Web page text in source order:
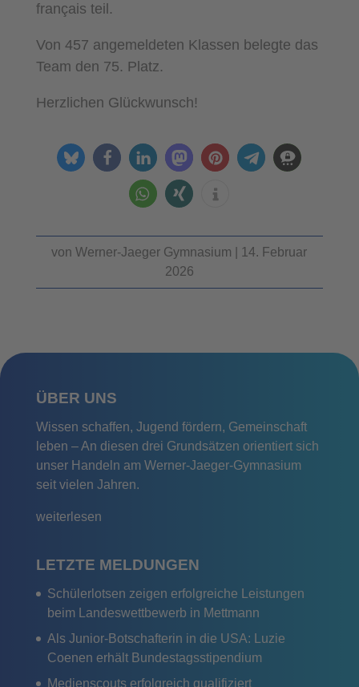
français teil.
Von 457 angemeldeten Klassen belegte das
Team den 75. Platz.
Herzlichen Glückwunsch!
vonWerner-Jaeger Gymnasium
14. Februar
2026
ÜBER UNS
Wissen schaffen, Jugend fördern, Gemeinschaft
leben – An diesen drei Grundsätzen orientiert sich
unser Handeln am Werner-Jaeger-Gymnasium
seit vielen Jahren.
weiterlesen
LETZTE MELDUNGEN
Schülerlotsen zeigen erfolgreiche Leistungen
beim Landeswettbewerb in Mettmann
Als Junior-Botschafterin in die USA: Luzie
Coenen erhält Bundestagsstipendium
Medienscouts erfolgreich qualifiziert